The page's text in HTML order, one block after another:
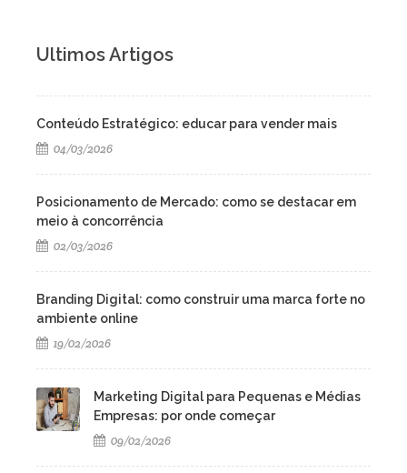
Ultimos Artigos
Conteúdo Estratégico: educar para vender mais
04/03/2026
Posicionamento de Mercado: como se destacar em
meio à concorrência
02/03/2026
Branding Digital: como construir uma marca forte no
ambiente online
19/02/2026
Marketing Digital para Pequenas e Médias
Empresas: por onde começar
09/02/2026